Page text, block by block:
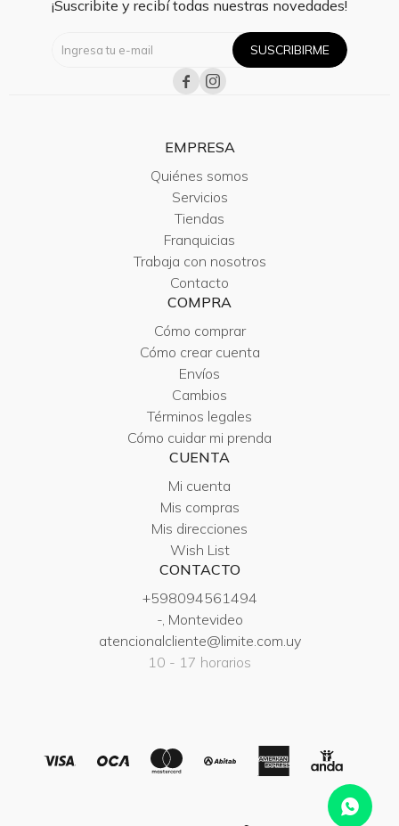
¡Suscribite y recibí todas nuestras novedades!
SUSCRIBIRME
 
EMPRESA
Quiénes somos
Servicios
Tiendas
Franquicias
Trabaja con nosotros
Contacto
COMPRA
Cómo comprar
Cómo crear cuenta
Envíos
Cambios
Términos legales
Cómo cuidar mi prenda
CUENTA
Mi cuenta
Mis compras
Mis direcciones
Wish List
CONTACTO
+598094561494
-, Montevideo
atencionalcliente@limite.com.uy
10 - 17 horarios